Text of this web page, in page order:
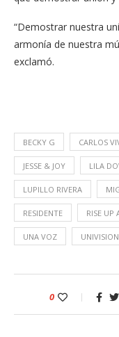
“Demostrar nuestra
armonía de nuestra
exclamó.
BECKY G CARLOS
JESSE & JOY LILA
LUPILLO RIVERA
RESIDENTE RISE UP
UNA VOZ UNIVISION
0